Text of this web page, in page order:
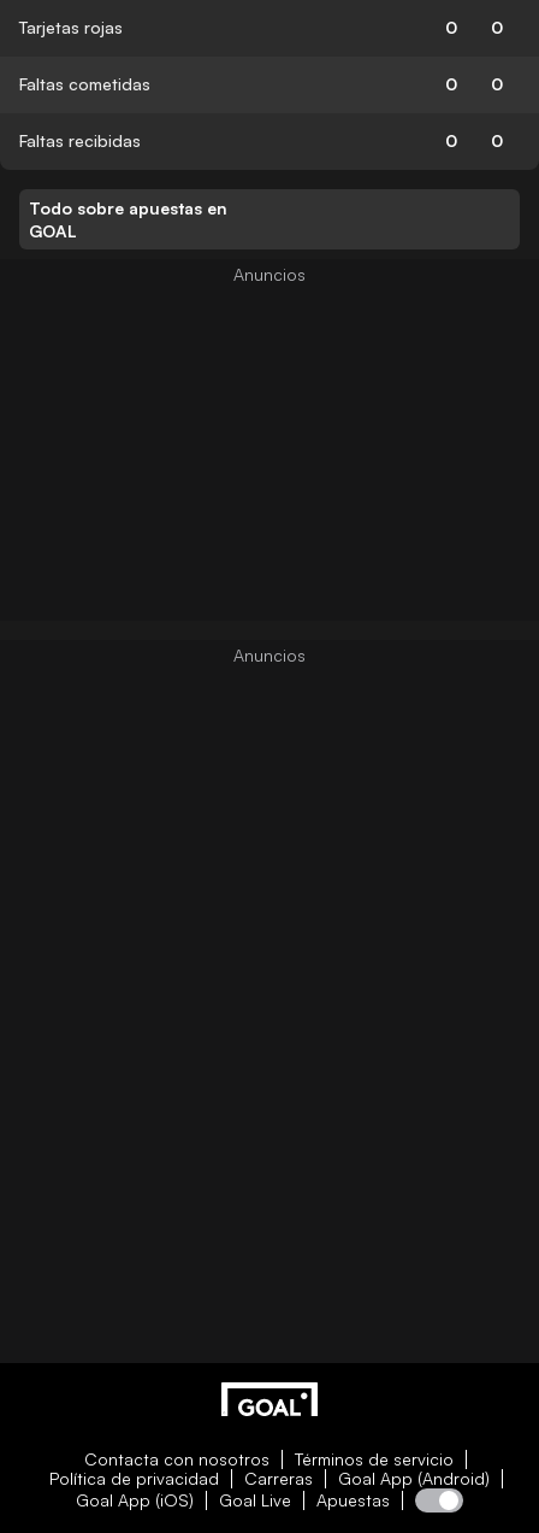
Tarjetas rojas 0 0
Faltas cometidas 0 0
Faltas recibidas 0 0
Todo sobre apuestas en
GOAL
Contacta con nosotros
Términos de servicio
Política de privacidad
Carreras
Goal App (Android)
Goal App (iOS)
Goal Live Apuestas